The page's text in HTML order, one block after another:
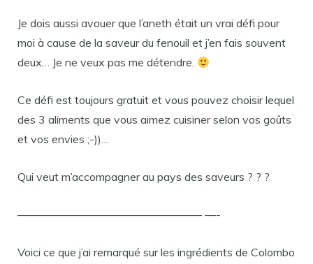
Je dois aussi avouer que l’aneth était un vrai défi pour
moi à cause de la saveur du fenouil et j’en fais souvent
deux… Je ne veux pas me détendre.
Ce défi est toujours gratuit et vous pouvez choisir lequel
des 3 aliments que vous aimez cuisiner selon vos goûts
et vos envies ;-))…
Qui veut m’accompagner au pays des saveurs ? ? ?
————————————————– —-
Voici ce que j’ai remarqué sur les ingrédients de Colombo